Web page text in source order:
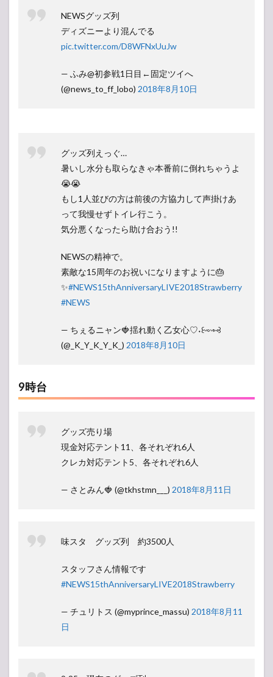
NEWSグッズ列
ディズニーより混んでる
pic.twitter.com/D8WFNxUuJw
— ふみ@初参戦1日目←固定ツイへ
(@news_to_ff_lobo) 2018年8月10日
グッズ列えっぐ…
暑いし水分も取らなきゃ本番前に倒れちゃうよ
😭😭
もし1人並びの方は前後の方協力して声掛けあ
って我慢せずトイレ行こう。
気分悪くなったら助け合おう!!
NEWSの精神で。
素敵な15周年のお祝いになりますように🎂
✨#NEWS15thAnniversaryLIVE2018Strawberry
#NEWS
— ちぇるニャン🍓揺れ動く乙女心♡˖꒰ᵕ༚ᵕ⑅꒱
(@_K_Y_K_Y_K_) 2018年8月10日
9時台
グッズ売り場
現金対応テント11、各それぞれ6人
クレカ対応テント5、各それぞれ6人
— さとみん🍓 (@tkhstmn___) 2018年8月11日
味スタ グッズ列 約3500人
スタッフさん情報です
#NEWS15thAnniversaryLIVE2018Strawberry
— チュリトス (@myprince_massu) 2018年8月11
日